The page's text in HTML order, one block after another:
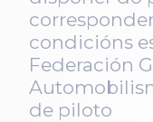
condicións
Federación
de piloto